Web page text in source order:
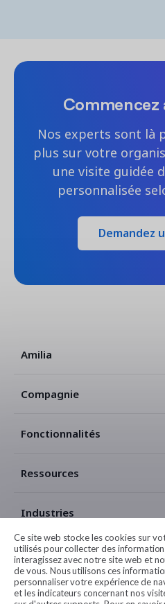
Ce site web stocke les cookies sur
utilisés pour collecter des
interagissez avec notre site web et
de vous. Nous utilisons ces
personnaliser votre expérience de
et les indicateurs concernant nos
Commencez
Nos experts sont là
plus sur votre
une visite guidée
personnalisée
Demandez
Amilia
Compagnie
Fonctionnalités
Ressources
Industries
Contact
Légales